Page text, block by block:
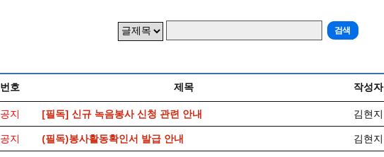
번호 제목 작성자
공지 [필독] 신규 녹음봉사 신청 관련 안내 김현지
공지 (필독)봉사활동확인서 발급 안내 김현지